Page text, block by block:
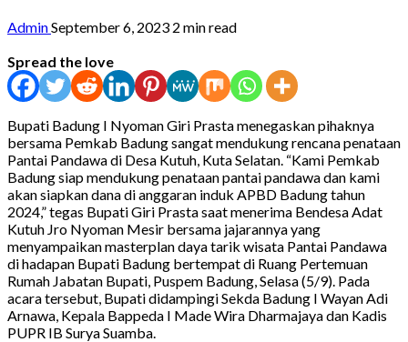
AdminSeptember 6, 2023 2 min read
Spread the love
Bupati Badung I Nyoman Giri Prasta menegaskan pihaknya
bersama Pemkab Badung sangat mendukung rencana penataan
Pantai Pandawa di Desa Kutuh, Kuta Selatan. “Kami Pemkab
Badung siap mendukung penataan pantai pandawa dan kami
akan siapkan dana di anggaran induk APBD Badung tahun
2024,” tegas Bupati Giri Prasta saat menerima Bendesa Adat
Kutuh Jro Nyoman Mesir bersama jajarannya yang
menyampaikan masterplan daya tarik wisata Pantai Pandawa
di hadapan Bupati Badung bertempat di Ruang Pertemuan
Rumah Jabatan Bupati, Puspem Badung, Selasa (5/9). Pada
acara tersebut, Bupati didampingi Sekda Badung I Wayan Adi
Arnawa, Kepala Bappeda I Made Wira Dharmajaya dan Kadis
PUPR IB Surya Suamba.